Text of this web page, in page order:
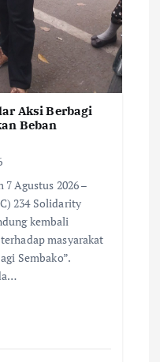
Aksi Berbagi
Beban
Agustus 2026 –
234 Solidarity
kembali
masyarakat
Sembako”.